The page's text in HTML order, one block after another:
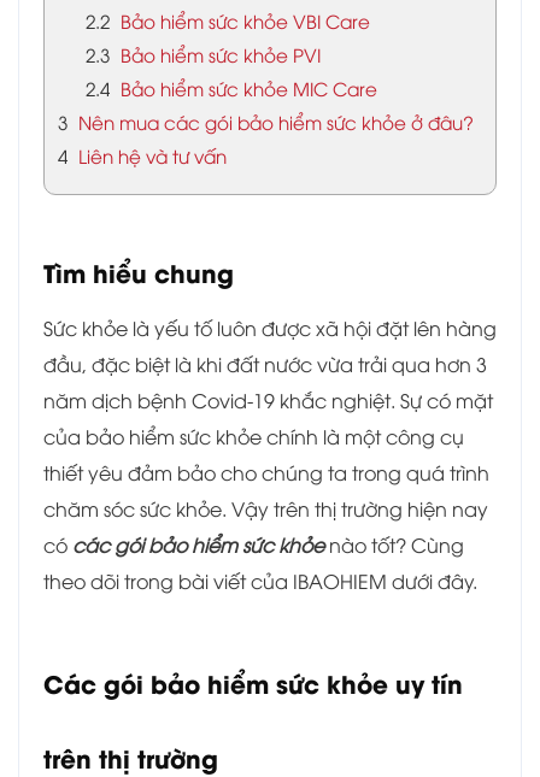
2.2 Bảo hiểm sức khỏe VBI Care
2.3 Bảo hiểm sức khỏe PVI
2.4 Bảo hiểm sức khỏe MIC Care
3 Nên mua các gói bảo hiểm sức khỏe ở đâu?
4 Liên hệ và tư vấn
Tìm hiểu chung
Sức khỏe là yếu tố luôn được xã hội đặt lên hàng
đầu, đặc biệt là khi đất nước vừa trải qua hơn 3
năm dịch bệnh Covid-19 khắc nghiệt. Sự có mặt
của bảo hiểm sức khỏe chính là một công cụ
thiết yêu đảm bảo cho chúng ta trong quá trình
chăm sóc sức khỏe. Vậy trên thị trường hiện nay
có các gói bảo hiểm sức khỏenào tốt? Cùng
theo dõi trong bài viết của IBAOHIEM dưới đây.
Các gói bảo hiểm sức khỏe uy tín
trên thị trường